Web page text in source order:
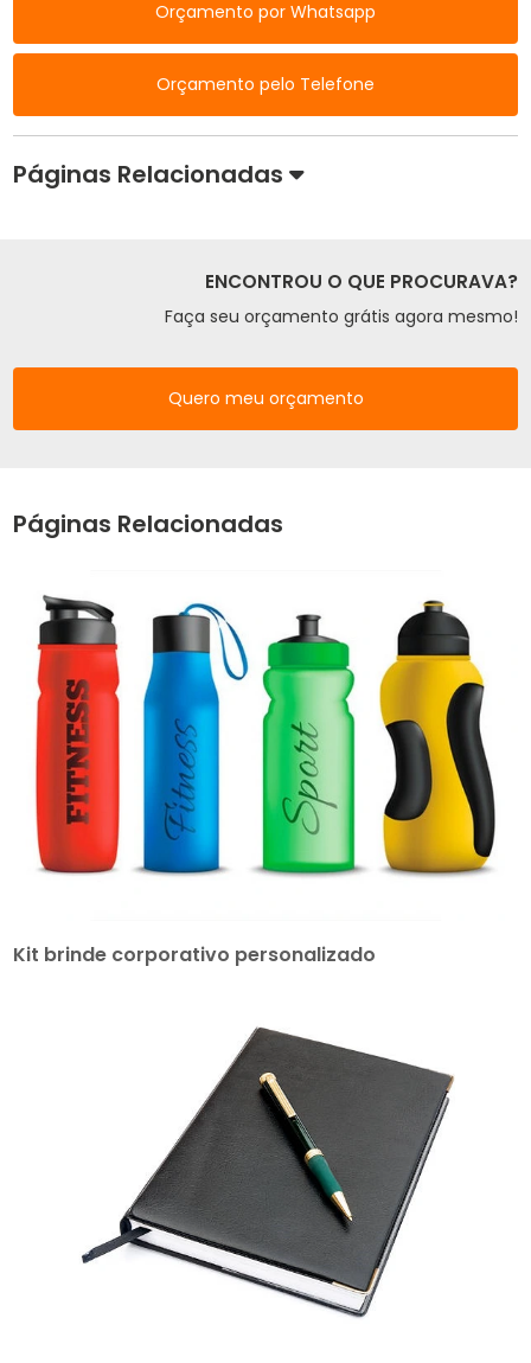
Orçamento por Whatsapp
Orçamento pelo Telefone
Páginas Relacionadas
ENCONTROU O QUE PROCURAVA?
Faça seu orçamento grátis agora mesmo!
Quero meu orçamento
Páginas Relacionadas
Kit brinde corporativo personalizado